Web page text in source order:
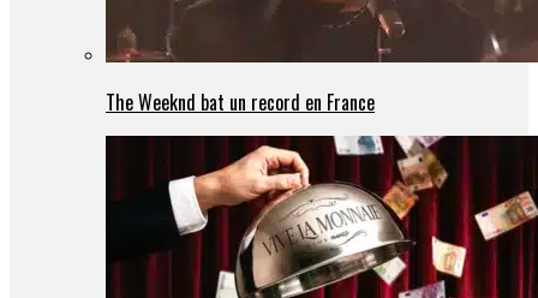
The Weeknd bat un record en France